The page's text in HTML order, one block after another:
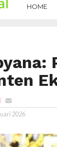
HOME
2026